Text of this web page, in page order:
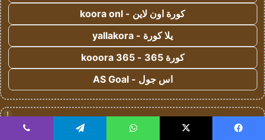
كورة اون لاين - koora onl
يلا كورة - yallakora
كورة 365 - kooora 365
اس جول - AS Goal
!
koora live